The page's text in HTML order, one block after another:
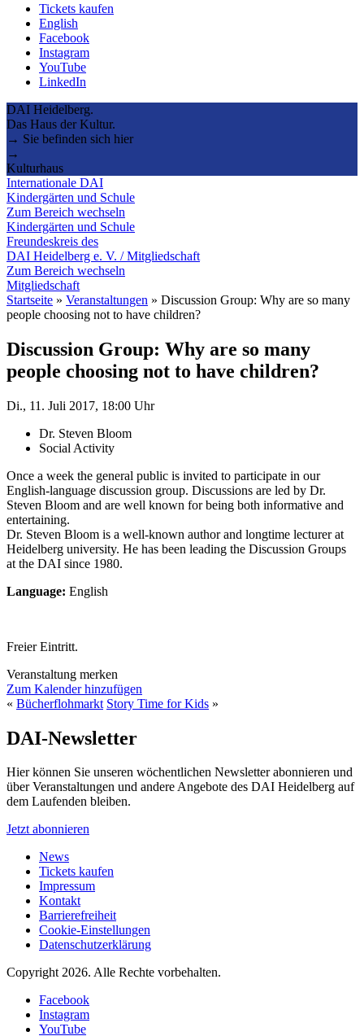
Tickets kaufen
English
Facebook
Instagram
YouTube
LinkedIn
DAI Heidelberg.
Das Haus der Kultur.
→ Sie befinden sich hier
→
Kulturhaus
Internationale DAI
Kindergärten und Schule
Zum Bereich wechseln
Kindergärten und Schule
Freundeskreis des
DAI Heidelberg e. V. / Mitgliedschaft
Zum Bereich wechseln
Mitgliedschaft
Startseite » Veranstaltungen » Discussion Group: Why are so many
people choosing not to have children?
Discussion Group: Why are so many
people choosing not to have children?
Di., 11. Juli 2017, 18:00 Uhr
Dr. Steven Bloom
Social Activity
Once a week the general public is invited to participate in our
English-language discussion group. Discussions are led by Dr.
Steven Bloom and are well known for being both informative and
entertaining.
Dr. Steven Bloom is a well-known author and longtime lecturer at
Heidelberg university. He has been leading the Discussion Groups
at the DAI since 1980.
Language: English
Freier Eintritt.
Veranstaltung merken
Zum Kalender hinzufügen
« Bücherflohmarkt Story Time for Kids »
DAI-Newsletter
Hier können Sie unseren wöchentlichen Newsletter abonnieren und
über Veranstaltungen und andere Angebote des DAI Heidelberg auf
dem Laufenden bleiben.
Jetzt abonnieren
News
Tickets kaufen
Impressum
Kontakt
Barrierefreiheit
Cookie-Einstellungen
Datenschutzerklärung
Copyright 2026. Alle Rechte vorbehalten.
Facebook
Instagram
YouTube